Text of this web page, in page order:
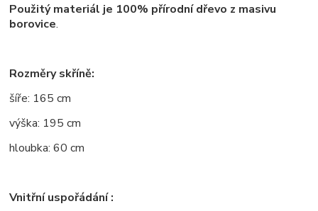
Použitý materiál je 100% přírodní dřevo z masivu
borovice.
Rozměry skříně:
šíře: 165 cm
výška: 195 cm
hloubka: 60 cm
Vnitřní uspořádání :